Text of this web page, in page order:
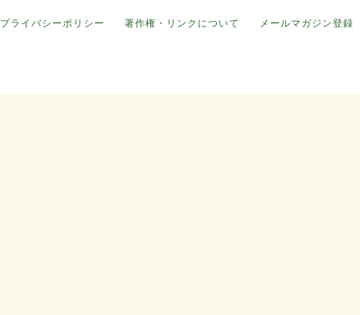
プライバシーポリシー 著作権・リンクについて メールマガジン登録